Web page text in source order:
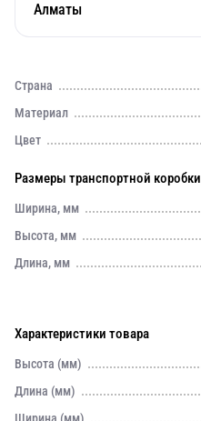
Алматы
Страна
Материал
Цвет
Размеры транспортной коробки
Ширина, мм
Высота, мм
Длина, мм
Характеристики товара
Высота (мм)
Длина (мм)